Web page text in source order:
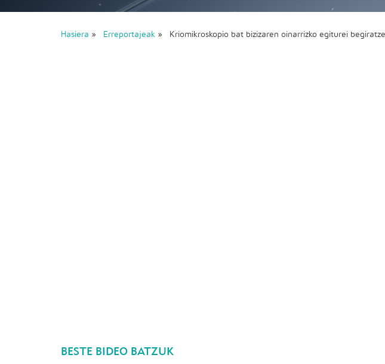
Hasiera » Erreportajeak » Kriomikroskopio bat bizizaren oinarrizko egiturei
BESTE BIDEO BATZUK